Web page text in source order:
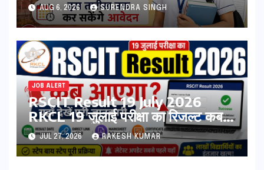
सकता है आवेदन
AUG 6, 2026 SURENDRA SINGH
JOB ALERT
RSCIT Result 19 July 2026
RKCL 19 जुलाई परीक्षा का रिजल्ट कब
आएगा? यहां देखें Result Date,
Direct Link, Marksheet
Download Process
JUL 27, 2026 RAKESH KUMAR